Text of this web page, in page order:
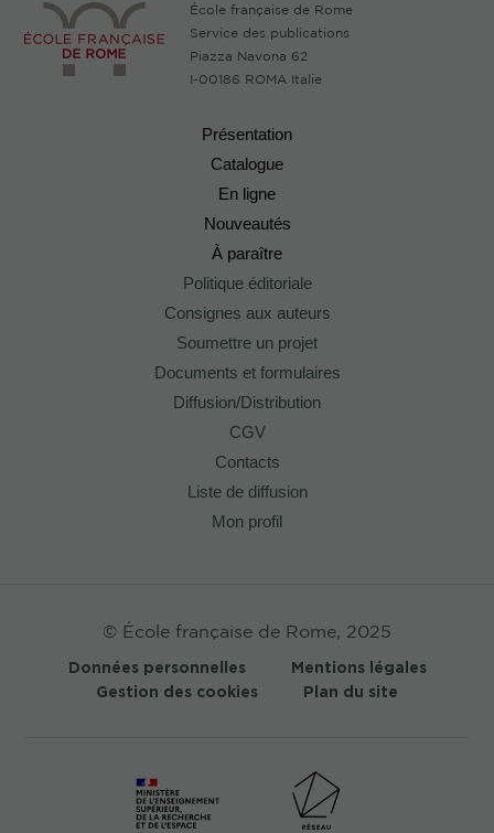
École française de Rome
Service des publications
Piazza Navona 62
I-00186 ROMA Italie
Présentation
Catalogue
En ligne
Nouveautés
À paraître
Politique éditoriale
Consignes aux auteurs
Soumettre un projet
Documents et formulaires
Diffusion/Distribution
CGV
Contacts
Liste de diffusion
Mon profil
© École française de Rome, 2025
Données personnelles
Mentions légales
Gestion des cookies
Plan du site